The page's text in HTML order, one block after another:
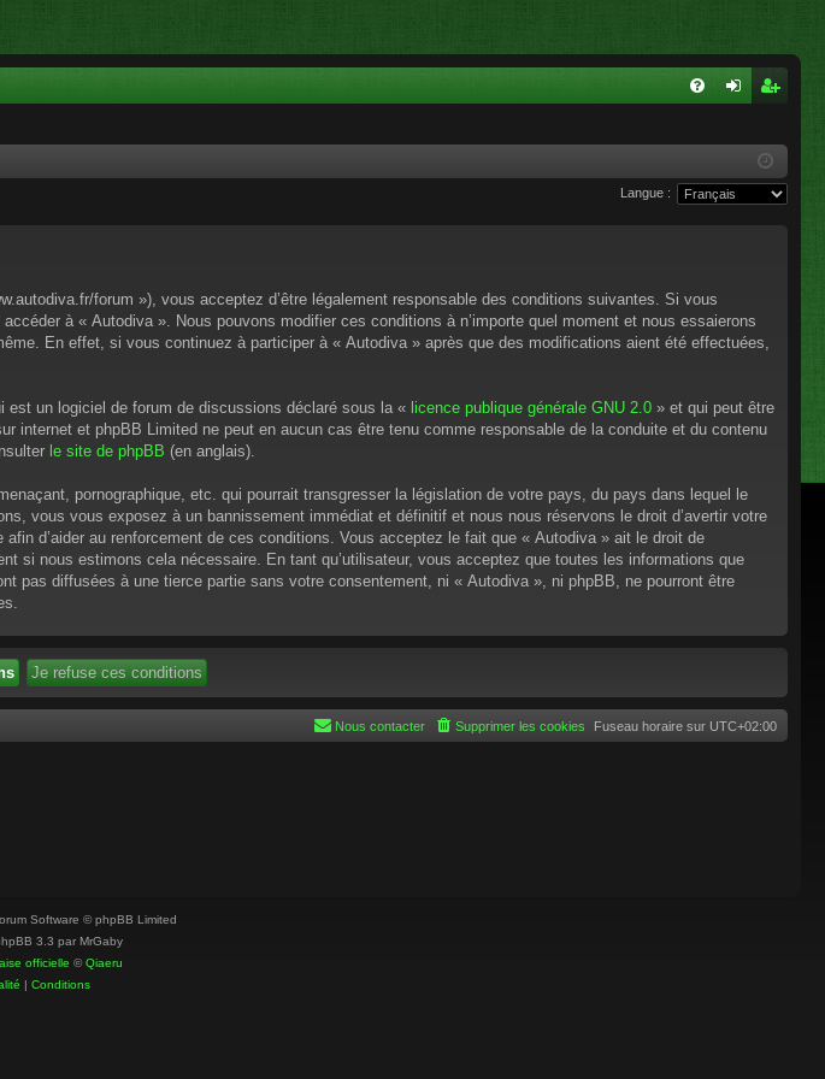
xi
cri
pti
Langue :
forum »), vous acceptez d’être légalement responsable des conditions suivantes. Si vous
à « Autodiva ». Nous pouvons modifier ces conditions à n’importe quel moment et nous essaierons
En effet, si vous continuez à participer à « Autodiva » après que des modifications aient été effectuées,
est un logiciel de forum de discussions déclaré sous la « licence publique générale GNU 2.0 » et qui peut être
internet et phpBB Limited ne peut en aucun cas être tenu comme responsable de la conduite et du contenu
le site de phpBB (en anglais).
pornographique, etc. qui pourrait transgresser la législation de votre pays, du pays dans lequel le
vous vous exposez à un bannissement immédiat et définitif et nous nous réservons le droit d’avertir votre
d’aider au renforcement de ces conditions. Vous acceptez le fait que « Autodiva » ait le droit de
si nous estimons cela nécessaire. En tant qu’utilisateur, vous acceptez que toutes les informations que
pas diffusées à une tierce partie sans votre consentement, ni « Autodiva », ni phpBB, ne pourront être
Fuseau horaire sur UTC+02:00
Supprimer les cookies
Nous contacter
Software © phpBB Limited
3.3 par MrGaby
officielle ©Qiaeru
| Conditions